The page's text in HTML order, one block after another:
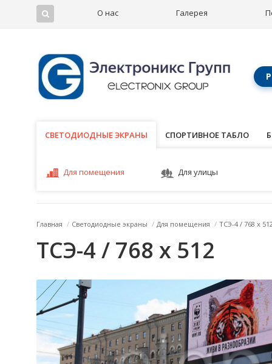
О нас Галерея
СВЕТОДИОДНЫЕ ЭКРАНЫ
СВЕТОДИОДНЫЕ ЭКРАНЫ СПОРТИВНОЕ ТАБЛО
Для помещения Для улицы
Главная / Светодиодные экраны / Для помещения / ТСЭ-4 / 768 x
ТСЭ-4 / 768 x 512